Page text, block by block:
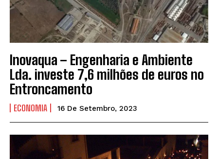
Inovaqua – Engenharia e Ambiente
Lda. investe 7,6 milhões de euros no
Entroncamento
ECONOMIA 16 De Setembro, 2023